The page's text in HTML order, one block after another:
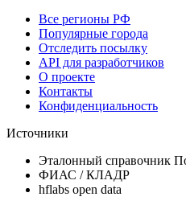
Все регионы РФ
Популярные города
Отследить посылку
API для разработчиков
О проекте
Контакты
Конфиденциальность
Источники
Эталонный справочник
ФИАС / КЛАДР
hflabs open data